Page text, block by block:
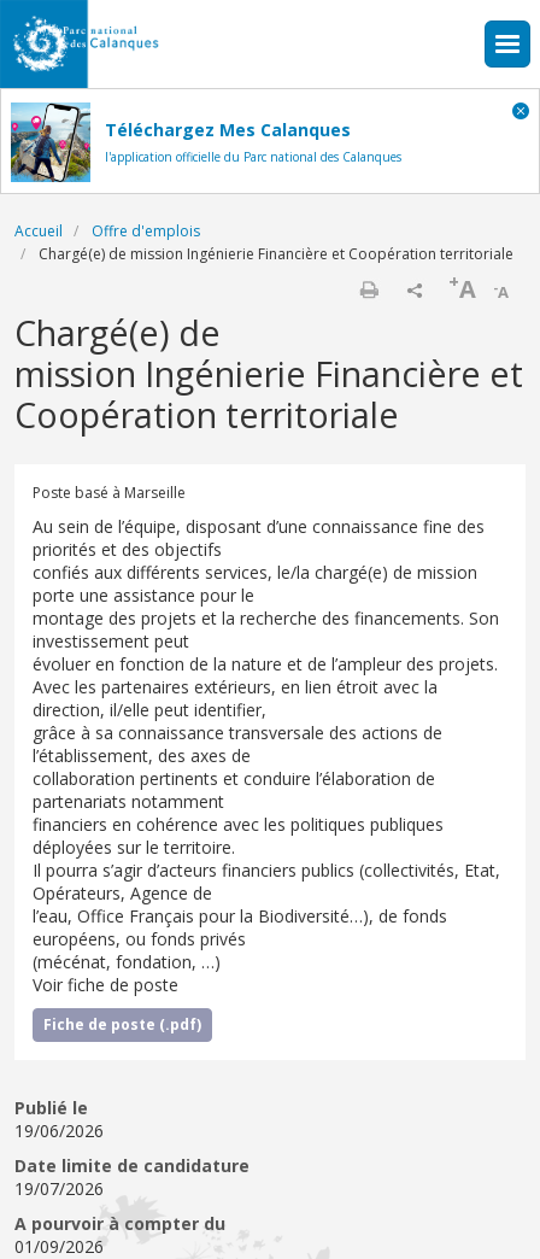
Aller au contenu principal
Téléchargez Mes Calanques
l'application officielle du Parc national des Calanques
Fil d'Ariane
Accueil
Offre d'emplois
Chargé(e) de mission Ingénierie Financière et Coopération territoriale
-A
+A
Chargé(e) de
mission Ingénierie Financière et
Coopération territoriale
Poste basé à Marseille
Au sein de l’équipe, disposant d’une connaissance fine des
priorités et des objectifs
confiés aux différents services, le/la chargé(e) de mission
porte une assistance pour le
montage des projets et la recherche des financements. Son
investissement peut
évoluer en fonction de la nature et de l’ampleur des projets.
Avec les partenaires extérieurs, en lien étroit avec la
direction, il/elle peut identifier,
grâce à sa connaissance transversale des actions de
l’établissement, des axes de
collaboration pertinents et conduire l’élaboration de
partenariats notamment
financiers en cohérence avec les politiques publiques
déployées sur le territoire.
Il pourra s’agir d’acteurs financiers publics (collectivités, Etat,
Opérateurs, Agence de
l’eau, Office Français pour la Biodiversité…), de fonds
européens, ou fonds privés
(mécénat, fondation, …)
Voir fiche de poste
Fiche de poste (.pdf)
Publié le
19/06/2026
Date limite de candidature
19/07/2026
A pourvoir à compter du
01/09/2026